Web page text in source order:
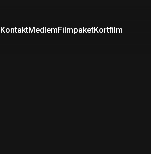
KontaktMedlemFilmpaketKortfilm